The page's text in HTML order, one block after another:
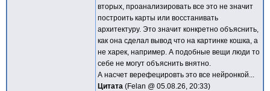
вторых, проанализировать все это не значит
построить карты или восстанивать
архитектуру. Это значит конкретно объяснить,
как она сделал вывод что на картинке кошка, а
не харек, например. А подобные вещи люди то
себе не могут объяснить внятно.
А насчет верефецировть это все нейронкой...
Цитата
Felan @ 05.08.26, 20:33